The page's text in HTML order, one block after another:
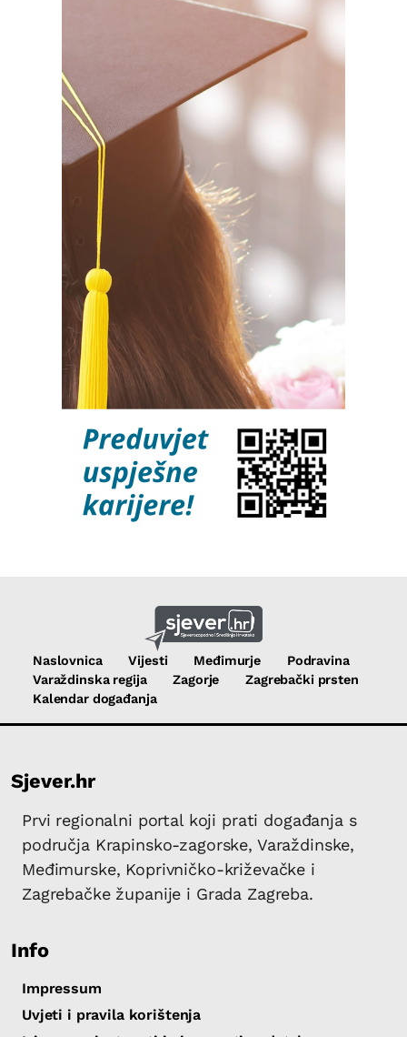
Naslovnica Vijesti Međimurje
Podravina
Varaždinska regija
Zagorje
Zagrebački prsten
Kalendar događanja
Sjever.hr
Prvi regionalni portal koji prati događanja s
područja Krapinsko-zagorske, Varaždinske,
Međimurske, Koprivničko-križevačke i
Zagrebačke županije i Grada Zagreba.
Info
Impressum
Uvjeti i pravila korištenja